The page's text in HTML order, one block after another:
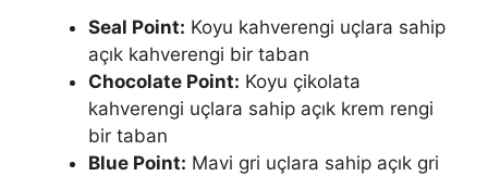
Seal Point: Koyu kahverengi uçlara sahip
açık kahverengi bir taban
Chocolate Point: Koyu çikolata
kahverengi uçlara sahip açık krem rengi
bir taban
Blue Point: Mavi gri uçlara sahip açık gri